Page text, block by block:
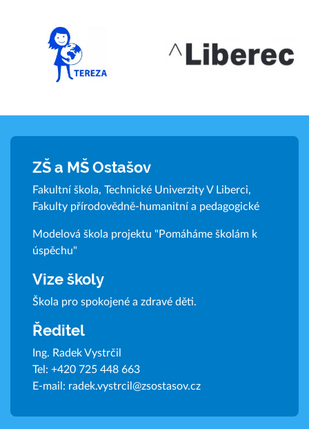
ZŠ a MŠ Ostašov
Fakultní škola, Technické Univerzity V Liberci,
Fakulty přírodovědně-humanitní a pedagogické
Modelová škola projektu "Pomáháme školám k
úspěchu"
Vize školy
Škola pro spokojené a zdravé děti.
Ředitel
Ing. Radek Vystrčil
Tel: +420 725 448 663
E-mail: radek.vystrcil@zsostasov.cz